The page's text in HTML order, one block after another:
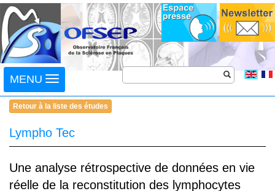
Toggle
navigation
MENU
Retour à la liste des études
Lympho Tec
Une analyse rétrospective de données en vie
réelle de la reconstitution des lymphocytes